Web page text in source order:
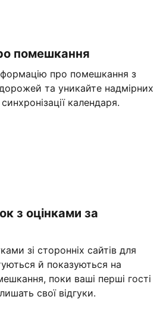
помешкання
про помешкання з
та уникайте надмірних
календаря.
з оцінками за
зі сторонніх сайтів для
й показуються на
поки ваші перші гості
свої відгуки.